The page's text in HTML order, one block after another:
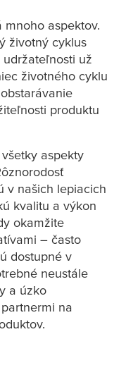
aspektov.
životný cyklus
už
životného cyklu
produktu
aspekty
v našich lepiacich
kvalitu a výkon
okamžite
– často
dostupné v
neustále
a úzko
na